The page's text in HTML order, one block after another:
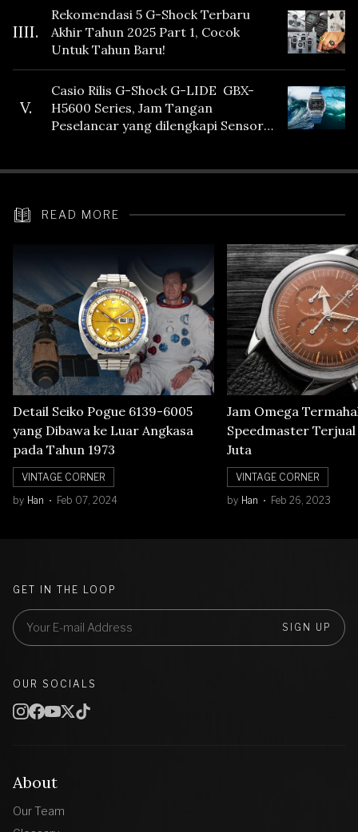
IIII.
Rekomendasi 5 G-Shock Terbaru
Akhir Tahun 2025 Part 1, Cocok
Untuk Tahun Baru!
V.
Casio Rilis G-Shock G-LIDE GBX-
H5600 Series, Jam Tangan
Peselancar yang dilengkapi Sensor
READ MORE
Detail Seiko Pogue 6139-6005
yang Dibawa ke Luar Angkasa
pada Tahun 1973
VINTAGE CORNER
by Han Feb 07, 2024
Jam Omega
Speedmaster Terjual
Juta
VINTAGE CORNER
by Han Feb 26, 2023
About
Our Team
GET IN THE LOOP
SIGN UP
OUR SOCIALS